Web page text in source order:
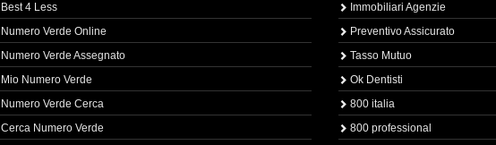
Best 4 Less
Numero Verde Online
Numero Verde Assegnato
Mio Numero Verde
Numero Verde Cerca
Cerca Numero Verde
Immobiliari Agenzie
Preventivo Assicurato
Tasso Mutuo
Ok Dentisti
800 italia
800 professional